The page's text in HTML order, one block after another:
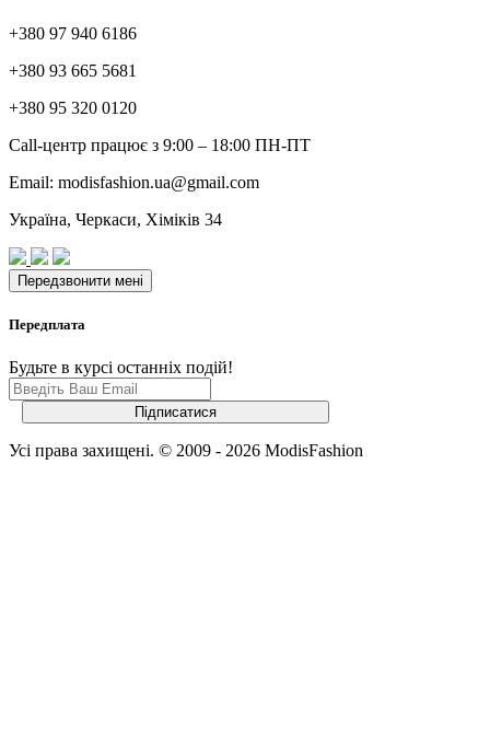
+380 97 940 6186
+380 93 665 5681
+380 95 320 0120
Call-центр працює з 9:00 – 18:00 ПН-ПТ
Email: modisfashion.ua@gmail.com
Україна, Черкаси, Хіміків 34
Передплата
Будьте в курсі останніх подій!
Усі права захищені. © 2009 - 2026 ModisFashion